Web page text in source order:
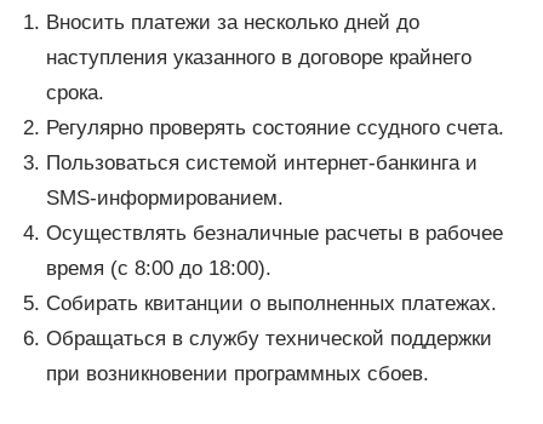
Вносить платежи за несколько дней до
наступления указанного в договоре крайнего
срока.
Регулярно проверять состояние ссудного счета.
Пользоваться системой интернет-банкинга и
SMS-информированием.
Осуществлять безналичные расчеты в рабочее
время (с 8:00 до 18:00).
Собирать квитанции о выполненных платежах.
Обращаться в службу технической поддержки
при возникновении программных сбоев.